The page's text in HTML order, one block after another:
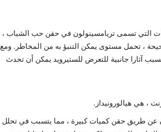
التي تسمى تريامسينولون في حقن حب الشباب ،
، تحمل مستوى يمكن التنبؤ به من المخاطر. ومع
آثارا جانبية للتعرض للستيرويد يمكن أن تحدث
، هي هيالورونيداز.
عن طريق حقن كميات كبيرة ، مما يتسبب في تحلل